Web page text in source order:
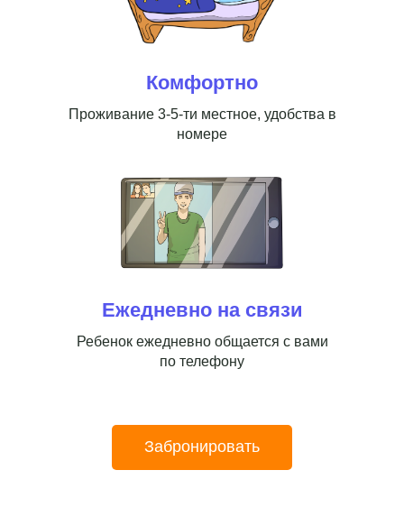
Забронировать
Комфортно
Проживание 3-5-ти местное, удобства в
номере
Ежедневно на связи
Ребенок ежедневно общается с вами
по телефону